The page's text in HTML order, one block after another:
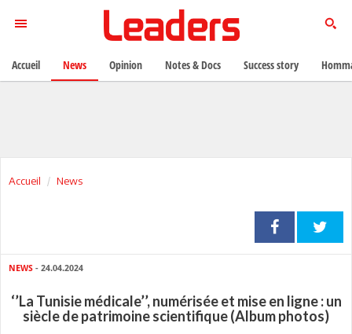
Accueil News
NEWS - 24.04.2024
‘’La Tunisie médicale’’, numérisée et mise en ligne : un
siècle de patrimoine scientifique (Album photos)
Accueil News Opinion Notes & Docs Success story